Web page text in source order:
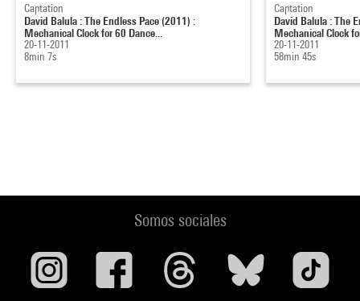
Captation
David Balula : The Endless Pace (2011) :
Mechanical Clock for 60 Dance...
20-11-2011
8min 7s
Captation
David Balula : The
Mechanical Clock
20-11-2011
58min 45s
Somos sociales